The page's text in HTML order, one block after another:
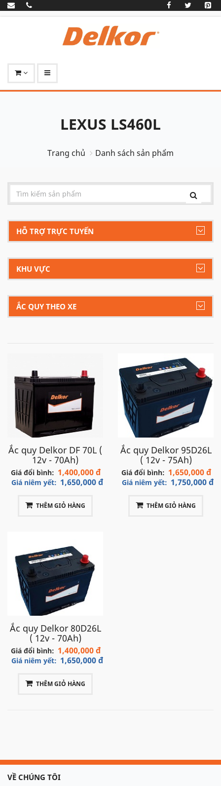
LEXUS LS460L
Trang chủ Danh sách sản phẩm
HỖ TRỢ TRỰC TUYẾN
KHU VỰC
ẮC QUY THEO XE
Ắc quy Delkor DF 70L (
12v - 70Ah)
Giá đổi bình: 1,400,000 đ
Giá niêm yết: 1,650,000 đ
THÊM GIỎ HÀNG
Ắc quy Delkor 95D26L
( 12v - 75Ah)
Giá đổi bình: 1,650,000 đ
Giá niêm yết: 1,750,000 đ
THÊM GIỎ HÀNG
Ắc quy Delkor 80D26L
( 12v - 70Ah)
Giá đổi bình: 1,400,000 đ
Giá niêm yết: 1,650,000 đ
THÊM GIỎ HÀNG
VỀ CHÚNG TÔI